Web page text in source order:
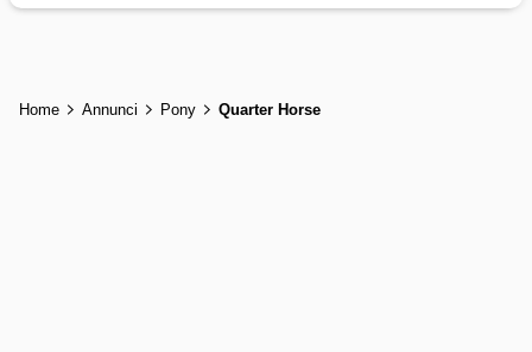
Home Annunci Pony Quarter Horse